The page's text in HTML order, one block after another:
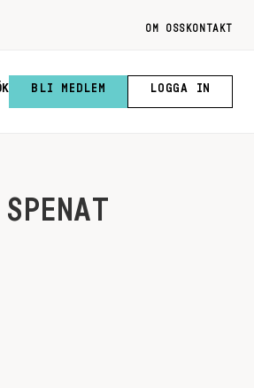
OM OSS KONTAKT
BLI MEDLEM LOGGA IN